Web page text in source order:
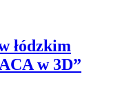
łódzkim
w 3D”